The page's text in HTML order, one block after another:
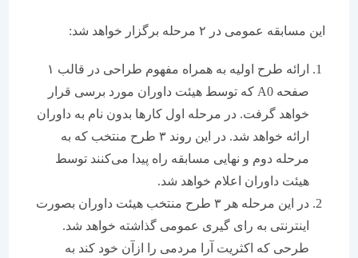
این مسابقه عمومی در ۲ مرحله برگزار خواهد شد:
ارائه طرح اولیه به همراه مفهوم طراحی در قالب ۱
صفحه A0 که توسط هیئت داوران مورد برسی قرار
خواهد گرفت. در مرحله اول کارها بدون نام به داوران
ارائه خواهد شد. در این روند ۳ طرح منتخب که به
مرحله دوم و نهایی مسابقه راه پیدا می‌کنند توسط
هیئت داوران اعلام خواهد شد.
در این مرحله هر ۳ طرح منتخب هیئت داوران بصورت
اینترنتی به رای گیری عمومی گذاشته خواهد شد.
طرحی که اکثریت آرا مردمی را ازآن خود کند به